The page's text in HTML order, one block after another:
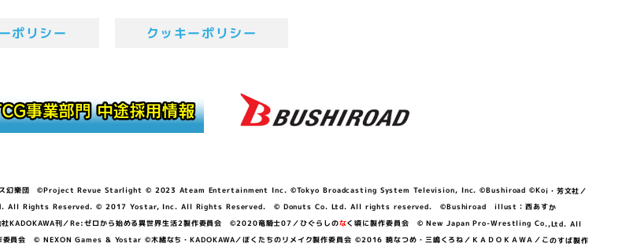
ポリシー クッキーポリシー
幻樂団 ©Project Revue Starlight © 2023 Ateam Entertainment Inc. ©Tokyo Broadcasting System Television, Inc. ©Bushiroad ©Koi・芳文社／
All Rights Reserved. © 2017 Yostar, Inc. All Rights Reserved. © Donuts Co. Ltd. All rights reserved. ©Bushiroad illust：西あすか
刊／Re:ゼロから始める異世界生活2製作委員会 ©2020竜騎士07／ひぐらしのなく頃に製作委員会 © New Japan Pro-Wrestling Co.,Ltd. All
© NEXON Games & Yostar ©木緒なち・KADOKAWA／ぼくたちのリメイク製作委員会 ©2016 暁なつめ・三嶋くろね／ＫＡＤＯＫＡＷＡ／このすば製作